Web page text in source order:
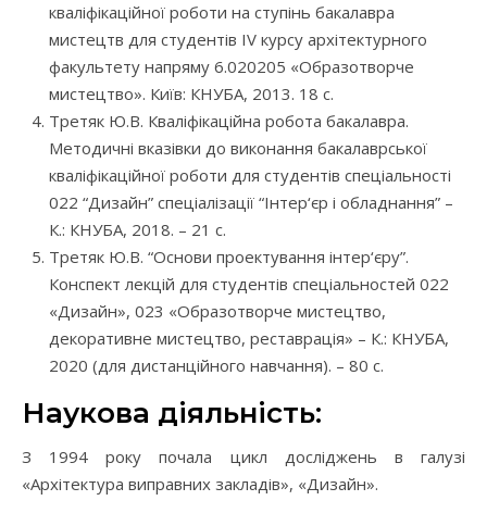
кваліфікаційної роботи на ступінь бакалавра
мистецтв для студентів IV курсу архітектурного
факультету напряму 6.020205 «Образотворче
мистецтво». Київ: КНУБА, 2013. 18 с.
Третяк Ю.В. Кваліфікаційна робота бакалавра.
Методичні вказівки до виконання бакалаврської
кваліфікаційної роботи для студентів спеціальності
022 “Дизайн” спеціалізації “Інтер‘єр і обладнання” –
К.: КНУБА, 2018. – 21 с.
Третяк Ю.В. “Основи проектування інтер‘єру”.
Конспект лекцій для студентів спеціальностей 022
«Дизайн», 023 «Образотворче мистецтво,
декоративне мистецтво, реставрація» – К.: КНУБА,
2020 (для дистанційного навчання). – 80 с.
Наукова діяльність:
З 1994 року почала цикл досліджень в галузі
«Архітектура виправних закладів», «Дизайн».